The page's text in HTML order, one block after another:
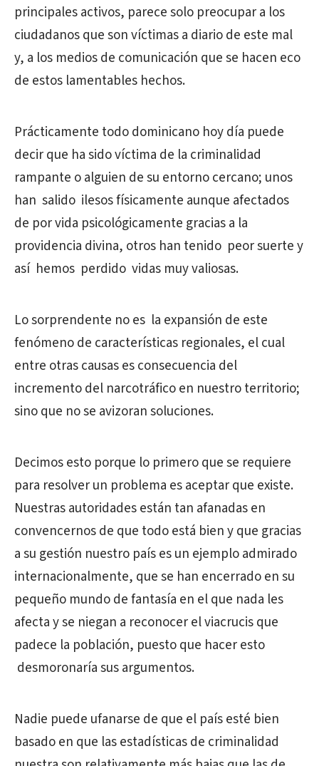
principales activos, parece solo preocupar a los
ciudadanos que son víctimas a diario de este mal
y, a los medios de comunicación que se hacen eco
de estos lamentables hechos.
Prácticamente todo dominicano hoy día puede
decir que ha sido víctima de la criminalidad
rampante o alguien de su entorno cercano; unos
han salido ilesos físicamente aunque afectados
de por vida psicológicamente gracias a la
providencia divina, otros han tenido peor suerte y
así hemos perdido vidas muy valiosas.
Lo sorprendente no es la expansión de este
fenómeno de características regionales, el cual
entre otras causas es consecuencia del
incremento del narcotráfico en nuestro territorio;
sino que no se avizoran soluciones.
Decimos esto porque lo primero que se requiere
para resolver un problema es aceptar que existe.
Nuestras autoridades están tan afanadas en
convencernos de que todo está bien y que gracias
a su gestión nuestro país es un ejemplo admirado
internacionalmente, que se han encerrado en su
pequeño mundo de fantasía en el que nada les
afecta y se niegan a reconocer el viacrucis que
padece la población, puesto que hacer esto
desmoronaría sus argumentos.
Nadie puede ufanarse de que el país esté bien
basado en que las estadísticas de criminalidad